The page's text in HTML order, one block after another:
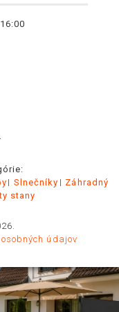
.
Slnečníky
Záhradný
stany
údajov